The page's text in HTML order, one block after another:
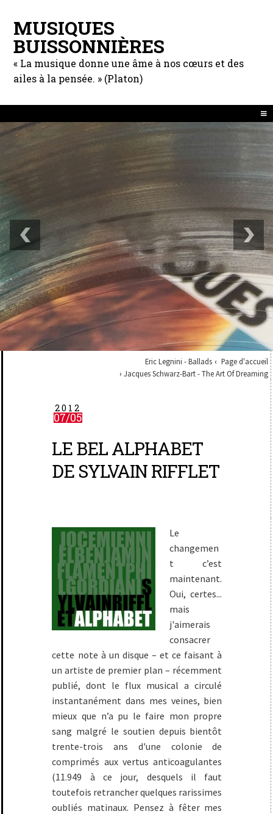
MUSIQUES
BUISSONNIÈRES
« La musique donne une âme à nos cœurs et des
ailes à la pensée. » (Platon)
Eric Legnini - Ballads
Page d'accueil
Jacques Schwarz-Bart - The Art Of Dreaming
2012
07/05
LE BEL ALPHABET
DE SYLVAIN RIFFLET
Le
changemen
t c’est
maintenant.
Oui, certes...
mais
j'aimerais
consacrer
cette note à un disque – et ce faisant à
un artiste de premier plan – récemment
publié, dont le flux musical a circulé
instantanément dans mes veines, bien
mieux que n’a pu le faire mon propre
sang malgré le soutien depuis bientôt
trente-trois ans d'une colonie de
comprimés aux vertus anticoagulantes
(11.949 à ce jour, desquels il faut
toutefois retrancher quelques rarissimes
oubliés matinaux. Pensez à fêter mes